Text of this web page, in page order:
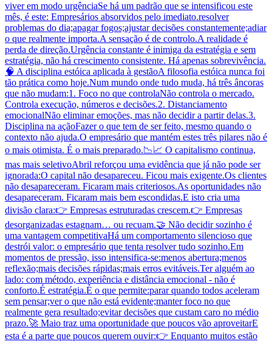
viver em modo urgênciaSe há um padrão que se intensificou este
mês, é este: Empresários absorvidos pelo imediato.resolver
problemas do dia;apagar fogos;ajustar decisões constantemente;adiar
o que realmente importa.A sensação é de controlo.A realidade é
perda de direção.Urgência constante é inimiga da estratégia e sem
estratégia, não há crescimento consistente. Há apenas sobrevivência.
🧠 A disciplina estóica aplicada à gestãoA filosofia estóica nunca foi
tão prática como hoje.Num mundo onde tudo muda, há três âncoras
que não mudam:1. Foco no que controlaNão controla o mercado.
Controla execução, números e decisões.2. Distanciamento
emocionalNão eliminar emoções, mas não decidir a partir delas.3.
Disciplina na açãoFazer o que tem de ser feito, mesmo quando o
contexto não ajuda.O empresário que mantém estes três pilares não é
o mais otimista. É o mais preparado.📉📈 O capitalismo continua,
mas mais seletivoAbril reforçou uma evidência que já não pode ser
ignorada:O capital não desapareceu. Ficou mais exigente.Os clientes
não desapareceram. Ficaram mais criteriosos.As oportunidades não
desapareceram. Ficaram mais bem escondidas.E isto cria uma
divisão clara:👉 Empresas estruturadas crescem.👉 Empresas
desorganizadas estagnam… ou recuam.🤝 Não decidir sozinho é
uma vantagem competitivaHá um comportamento silencioso que
destrói valor: o empresário que tenta resolver tudo sozinho.Em
momentos de pressão, isso intensifica-se:menos abertura;menos
reflexão;mais decisões rápidas;mais erros evitáveis.Ter alguém ao
lado: com método, experiência e distância emocional - não é
conforto.É estratégia.É o que permite:parar quando todos aceleram
sem pensar;ver o que não está evidente;manter foco no que
realmente gera resultado;evitar decisões que custam caro no médio
prazo.🚀 Maio traz uma oportunidade que poucos vão aproveitarE
esta é a parte que poucos querem ouvir:👉 Enquanto muitos estão